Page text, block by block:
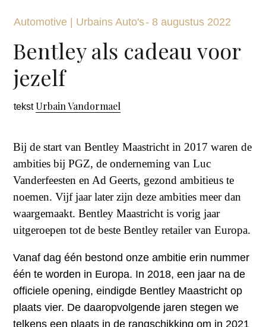
Automotive | Urbains Auto's-8 augustus 2022
Bentley als cadeau voor
jezelf
tekstUrbain Vandormael
Bij de start van Bentley Maastricht in 2017 waren de
ambities bij PGZ, de onderneming van Luc
Vanderfeesten en Ad Geerts, gezond ambitieus te
noemen. Vijf jaar later zijn deze ambities meer dan
waargemaakt. Bentley Maastricht is vorig jaar
uitgeroepen tot de beste Bentley retailer van Europa.
Vanaf dag één bestond onze ambitie erin nummer
één te worden in Europa. In 2018, een jaar na de
officiele opening, eindigde Bentley Maastricht op
plaats vier. De daaropvolgende jaren stegen we
telkens een plaats in de rangschikking om in 2021